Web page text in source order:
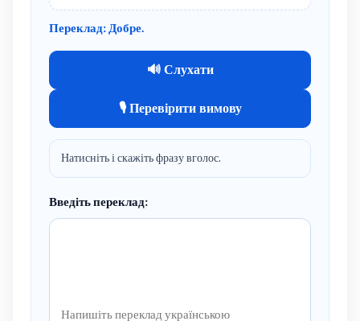
Переклад: Добре.
🔊 Слухати
🎙 Перевірити вимову
Натисніть і скажіть фразу вголос.
Введіть переклад: